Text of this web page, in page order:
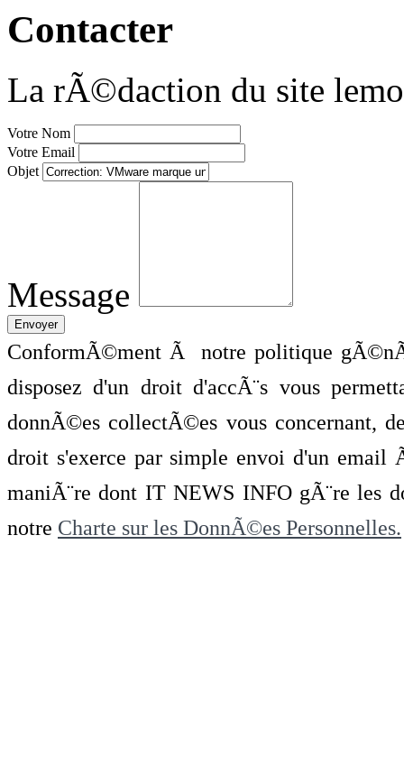
Contacter
La rÃ©daction du site
Votre Nom
Votre Email
Objet
Message
ConformÃ©ment Ã notre politique
disposez d'un droit d'accÃ¨s vous
donnÃ©es collectÃ©es vous concernant,
droit s'exerce par simple envoi d'un
maniÃ¨re dont IT NEWS INFO gÃ¨re les
notre Charte sur les DonnÃ©es Personnelles.